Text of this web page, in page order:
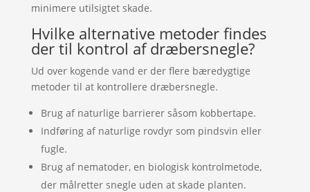
minimere utilsigtet skade.
Hvilke alternative metoder findes
der til kontrol af dræbersnegle?
Ud over kogende vand er der flere bæredygtige
metoder til at kontrollere dræbersnegle.
Brug af naturlige barrierer såsom kobbertape.
Indføring af naturlige rovdyr som pindsvin eller
fugle.
Brug af nematoder, en biologisk kontrolmetode,
der målretter snegle uden at skade planten.